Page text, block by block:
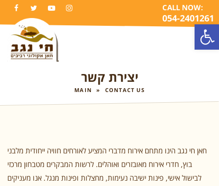
CALL NOW:
054-2401261
יצירת קשר
MAIN » CONTACT US
חאן חי נגב הינו מתחם אירוח מדברי המציע לאורחים חוויה ייחודית מלבני
בוץ, חדרי אירוח מאובזרים ואוהלים. לרשות המבקרים מטבחון מרכזי
לבישול אישי, פינות ישיבה נעימות, מחצלות ופינות מנגל. אנו מעניקים